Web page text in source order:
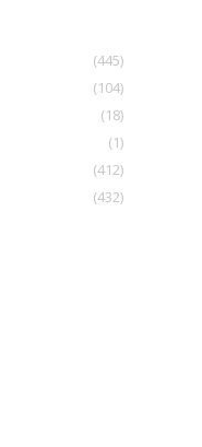
(445)
(104)
(18)
(1)
(412)
(432)